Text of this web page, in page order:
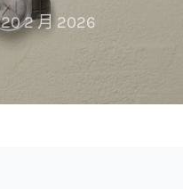
20 2 月 2026